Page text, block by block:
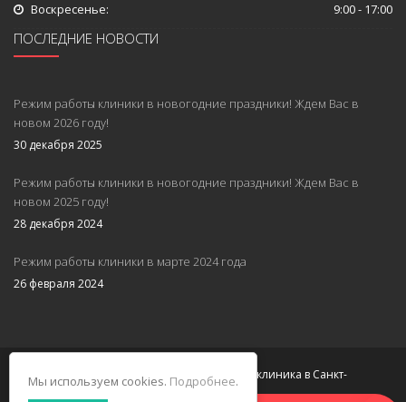
Воскресенье: 9:00 - 17:00
ПОСЛЕДНИЕ НОВОСТИ
Режим работы клиники в новогодние праздники! Ждем Вас в
новом 2026 году!
30 декабря 2025
Режим работы клиники в новогодние праздники! Ждем Вас в
новом 2025 году!
28 декабря 2024
Режим работы клиники в марте 2024 года
26 февраля 2024
© 2026 НЕОМЕД. Многопрофильная клиника в Санкт-
Петербурге.
Мы используем cookies. Подробнее.